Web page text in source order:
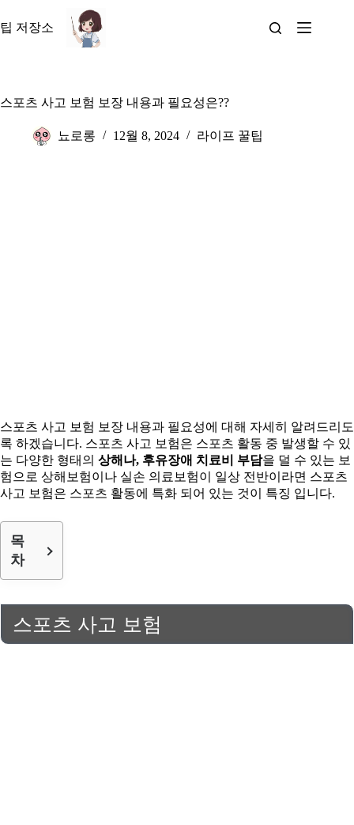
문
뛰
팁 저장소
스포츠 사고 보험 보장 내용과 필요성은??
뇨로롱 12월 8, 2024 라이프 꿀팁
스포츠 사고 보험 보장 내용과 필요성에 대해 자세히 알려드리도
록 하겠습니다. 스포츠 사고 보험은 스포츠 활동 중 발생할 수 있
는 다양한 형태의 상해나, 후유장애 치료비 부담을 덜 수 있는 보
험으로 상해보험이나 실손 의료보험이 일상 전반이라면 스포츠
사고 보험은 스포츠 활동에 특화 되어 있는 것이 특징 입니다.
목
차
스포츠 사고 보험